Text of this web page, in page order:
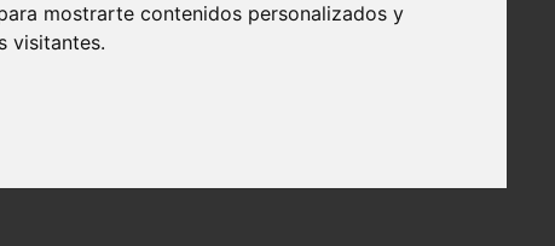
mostrarte contenidos personalizados y
visitantes.